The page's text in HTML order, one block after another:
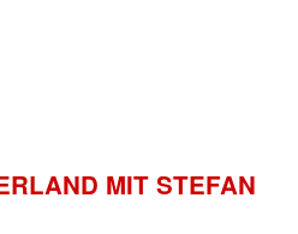
MIT STEFAN